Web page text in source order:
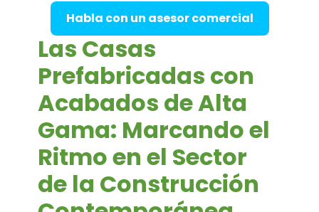
Habla con un asesor comercial
Las Casas
Prefabricadas con
Acabados de Alta
Gama: Marcando el
Ritmo en el Sector
de la Construcción